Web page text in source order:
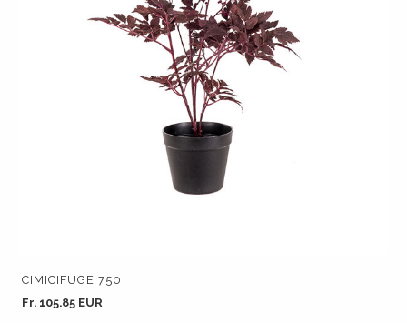
CIMICIFUGE 750
Fr. 105.85 EUR